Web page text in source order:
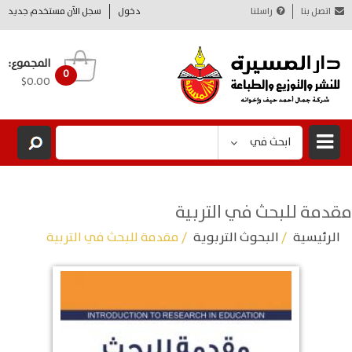
دخول سجل الآن مستخدم جديد اتصل بنا راسلنا
0
المجموع:
$0.00
ابحث في
مقدمة للبحث في التربية
الرئيسية /البحوث التربوية / مقدمة للبحث في التربية